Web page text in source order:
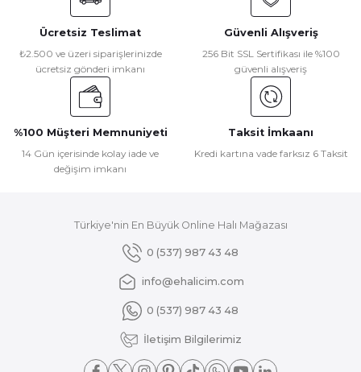
Görüş ve önerileriniz için teşekkür ederiz.
Ürün resmi kalitesiz, bozuk veya görüntülenemiyor.
Ürün açıklamasında eksik bilgiler bulunuyor.
Ürün bilgilerinde hatalar bulunuyor.
Ürün fiyatı diğer sitelerden daha pahalı.
Gönder
Ücretsiz Teslimat
₺2.500 ve üzeri siparişlerinizde
ücretsiz gönderi imkanı
Güvenli Alışveriş
256 Bit SSL Sertifikası ile %100
güvenli alışveriş
%100 Müşteri Memnuniyeti
14 Gün içerisinde kolay iade ve
değişim imkanı
Taksit İmkaanı
Kredi kartına vade farksız 6 Taksit
Türkiye'nin En Büyük Online Halı Mağazası
0 (537) 987 43 48
info@ehalicim.com
0 (537) 987 43 48
İletişim Bilgilerimiz